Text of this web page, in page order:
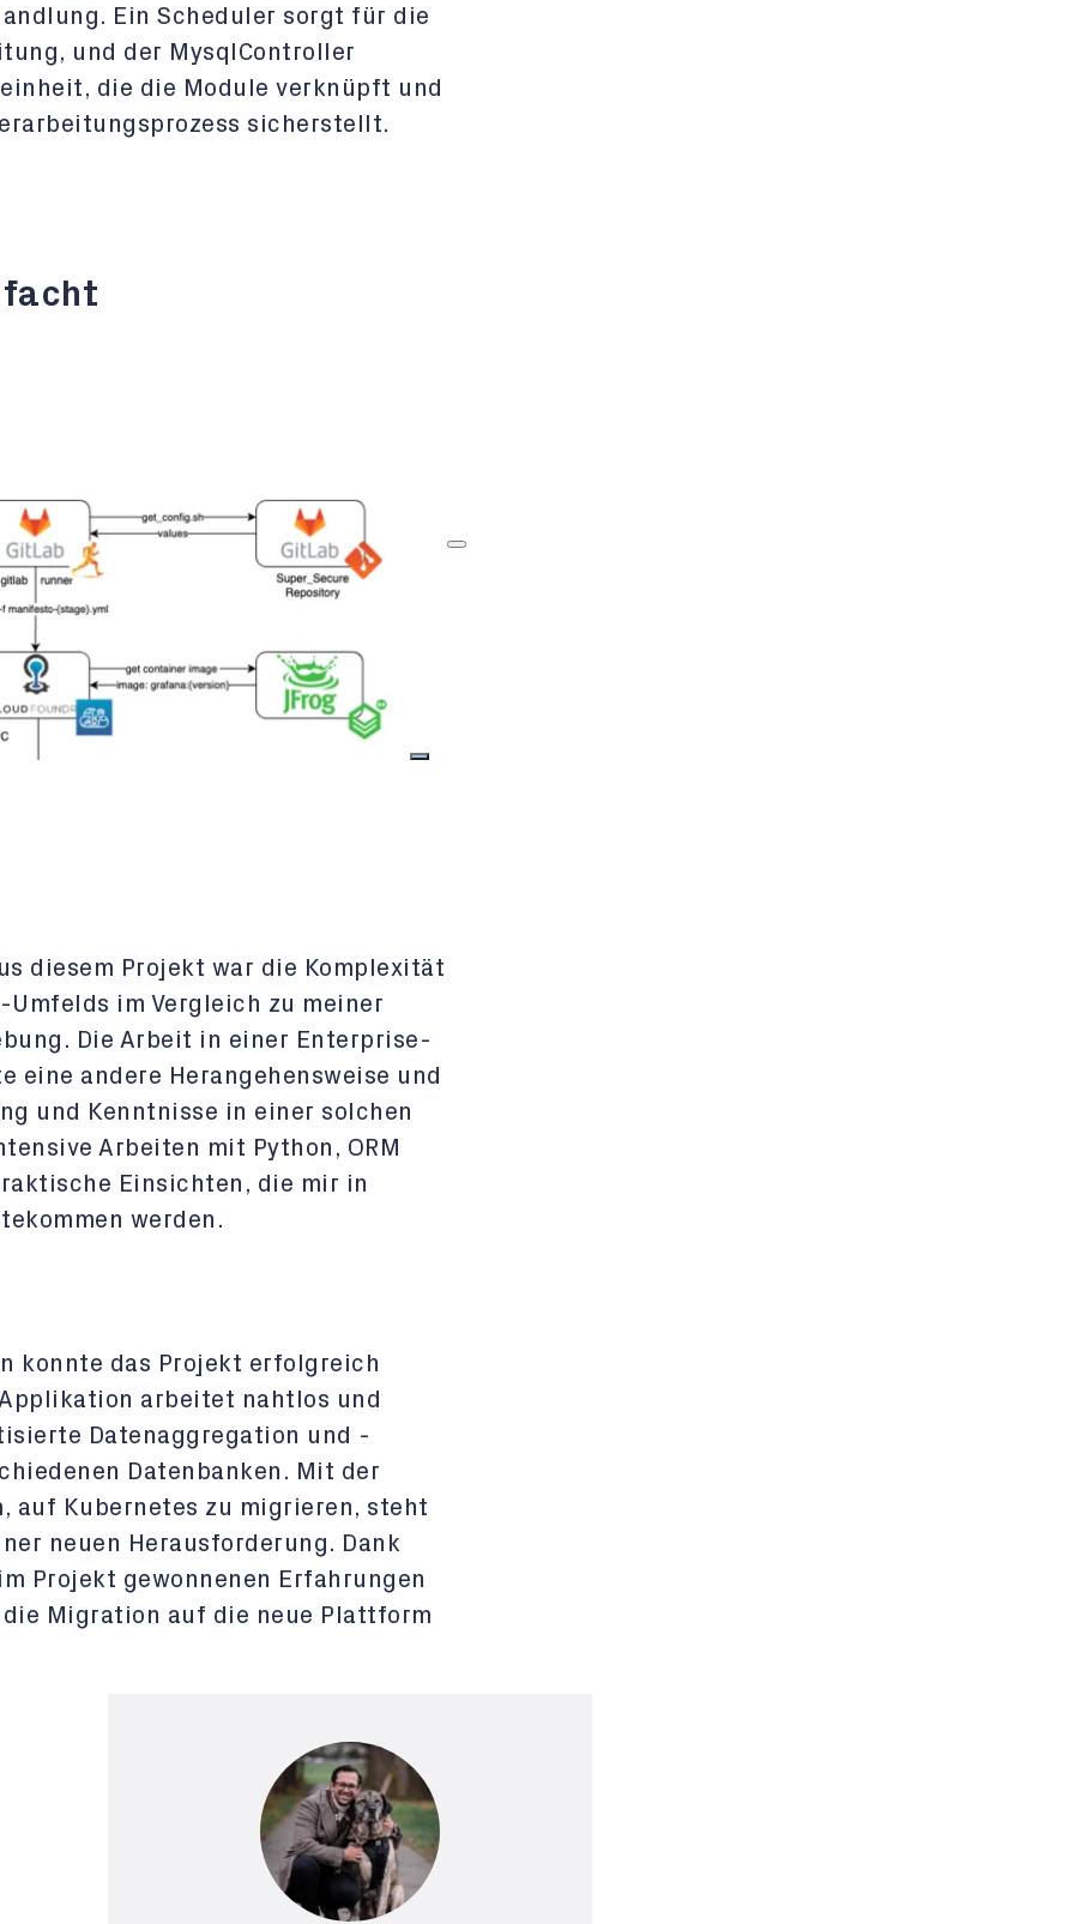
Ein Scheduler sorgt für die
und der MysqlController
die die Module verknüpft und
sicherstellt.
diesem Projekt war die Komplexität
im Vergleich zu meiner
Die Arbeit in einer Enterprise-
andere Herangehensweise und
und Kenntnisse in einer solchen
Arbeiten mit Python, ORM
Einsichten, die mir in
werden.
konnte das Projekt erfolgreich
arbeitet nahtlos und
Datenaggregation und -
Datenbanken. Mit der
auf Kubernetes zu migrieren, steht
neuen Herausforderung. Dank
Projekt gewonnenen Erfahrungen
Migration auf die neue Plattform